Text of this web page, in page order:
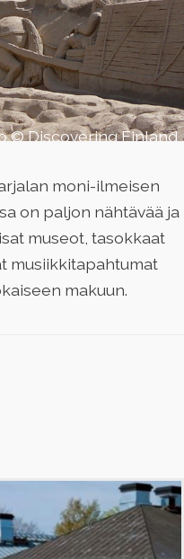
©Discovering Finland
moni-ilmeisen
on paljon nähtävää ja
museot, tasokkaat
musiikkitapahtumat
makuun.